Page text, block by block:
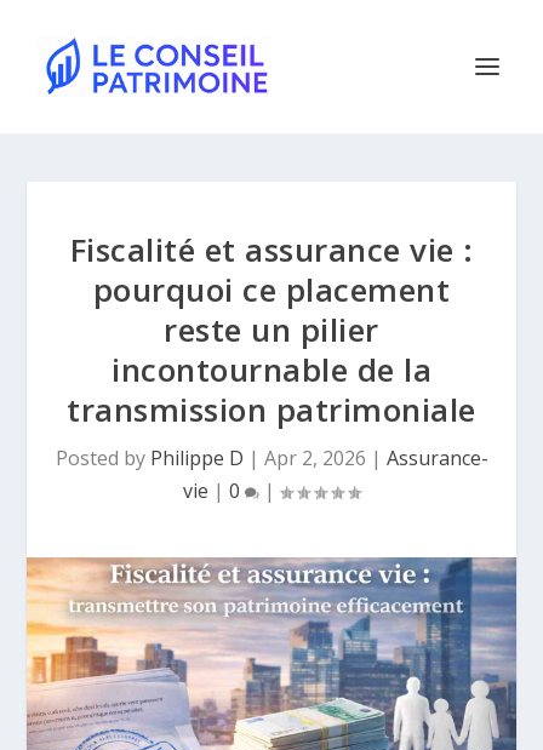
Fiscalité et assurance vie :
pourquoi ce placement
reste un pilier
incontournable de la
transmission patrimoniale
Posted by Philippe D | Apr 2, 2026 | Assurance-
vie | 0 |